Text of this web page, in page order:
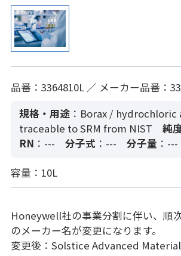
品番：3364810L ／ メーカー品番：
規格・用途 ：Borax / hydrochloric
traceable to SRM from NIST
純
RN ：--- 分子式 ：--- 分子量 ：---
容量：10L
Honeywell社の事業分割に伴い、順
のメーカー名が変更になります。
変更後：Solstice Advanced